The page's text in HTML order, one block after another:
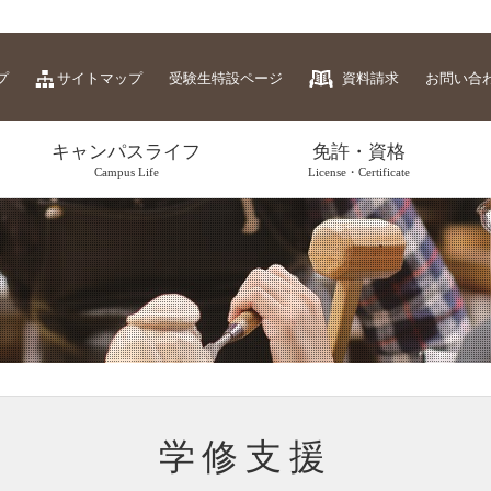
サイトマップ 受験生特設ページ 資料請求 お問い合
キャンパスライフ
Campus Life
免許・資格
License・Certificate
学修支援